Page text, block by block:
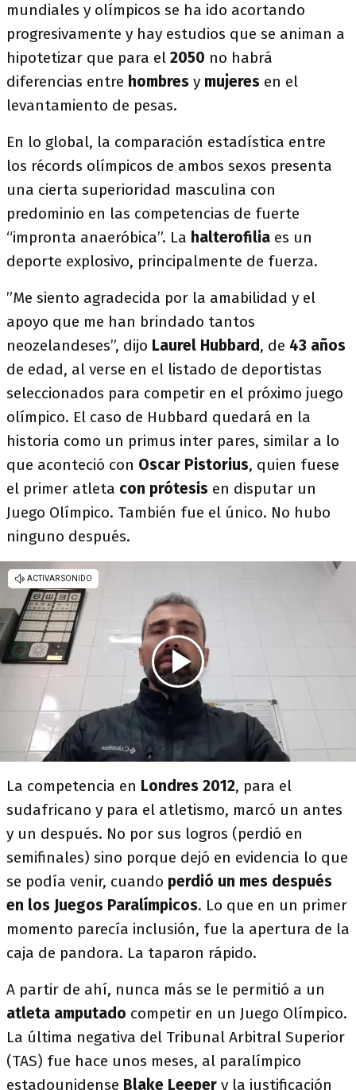
mundiales y olímpicos se ha ido acortando
progresivamente y hay estudios que se animan a
hipotetizar que para el 2050 no habrá
diferencias entre hombres y mujeres en el
levantamiento de pesas.
En lo global, la comparación estadística entre
los récords olímpicos de ambos sexos presenta
una cierta superioridad masculina con
predominio en las competencias de fuerte
“impronta anaeróbica”. La halterofilia es un
deporte explosivo, principalmente de fuerza.
”Me siento agradecida por la amabilidad y el
apoyo que me han brindado tantos
neozelandeses”, dijo Laurel Hubbard, de 43 años
de edad, al verse en el listado de deportistas
seleccionados para competir en el próximo juego
olímpico. El caso de Hubbard quedará en la
historia como un primus inter pares, similar a lo
que aconteció con Oscar Pistorius, quien fuese
el primer atleta con prótesis en disputar un
Juego Olímpico. También fue el único. No hubo
ninguno después.
La competencia en Londres 2012, para el
sudafricano y para el atletismo, marcó un antes
y un después. No por sus logros (perdió en
semifinales) sino porque dejó en evidencia lo que
se podía venir, cuando perdió un mes después
en los Juegos Paralímpicos. Lo que en un primer
momento parecía inclusión, fue la apertura de la
caja de pandora. La taparon rápido.
A partir de ahí, nunca más se le permitió a un
atleta amputado competir en un Juego Olímpico.
La última negativa del Tribunal Arbitral Superior
(TAS) fue hace unos meses, al paralímpico
estadounidense Blake Leeper y la justificación